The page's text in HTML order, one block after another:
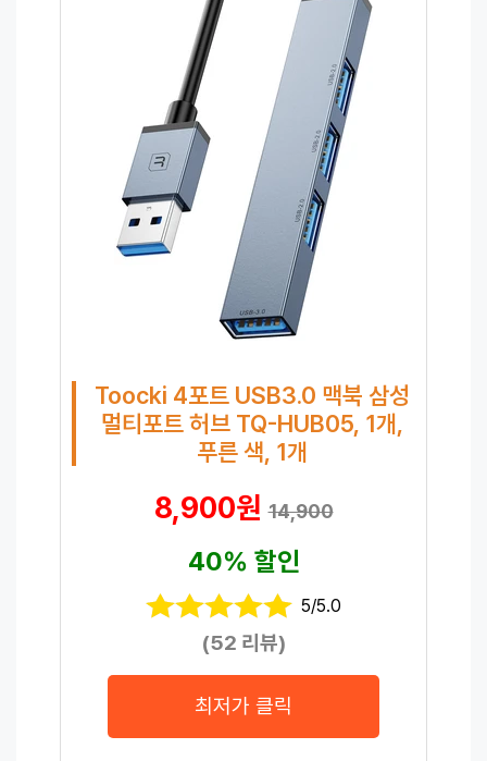
Toocki 4포트 USB3.0 맥북 삼성
멀티포트 허브 TQ-HUB05, 1개,
푸른 색, 1개
8,900원14,900
40% 할인
5/5.0
(52 리뷰)
최저가 클릭